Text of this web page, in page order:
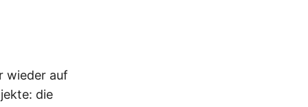
wieder auf
die